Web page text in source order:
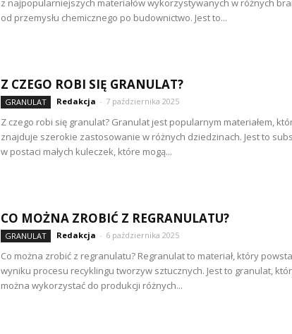
z najpopularniejszych materiałów wykorzystywanych w różnych
od przemysłu chemicznego po budownictwo. Jest to...
Z CZEGO ROBI SIĘ GRANULAT?
GRANULAT Redakcja - 7 października 2025
Z czego robi się granulat? Granulat jest popularnym materiałem,
znajduje szerokie zastosowanie w różnych dziedzinach. Jest to
w postaci małych kuleczek, które mogą...
CO MOŻNA ZROBIĆ Z REGRANULATU?
GRANULAT Redakcja - 6 października 2025
Co można zrobić z regranulatu? Regranulat to materiał, który
wyniku procesu recyklingu tworzyw sztucznych. Jest to granulat,
można wykorzystać do produkcji różnych...